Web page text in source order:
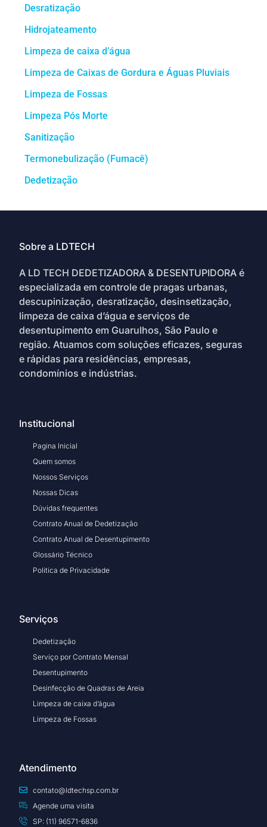
Desratização
Hidrojateamento
Limpeza de caixa d’água
Limpeza de Caixas de Gordura e Águas Pluviais
Limpeza de Fossas
Limpeza Pós Morte
Sanitização
Termonebulização (Fumacê)
Dedetização
Sobre a LDTECH
A LD TECH DEDETIZADORA & DESENTUPIDORA é
especializada em controle de pragas urbanas,
descupinização, desratização, desinsetização,
limpeza de caixa d’água e serviços de
desentupimento em Guarulhos, São Paulo e
região. Atuamos com soluções eficazes, seguras
e rápidas para residências, empresas,
condomínios e indústrias.
Institucional
Pagina Inicial
Quem somos
Nossos Serviços
Nossas Dicas
Dúvidas frequentes
Contrato Anual de Dedetização
Contrato Anual de Desentupimento
Glossário Técnico
Politica de Privacidade
Serviços
Dedetização
Serviço por Contrato Mensal
Desentupimento
Desinfecção de Quadras de Areia
Limpeza de caixa d’água
Limpeza de Fossas
Atendimento
contato@ldtechsp.com.br
Agende uma visita
SP: (11) 96571-6836